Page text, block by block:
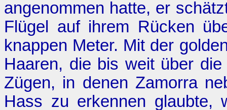
angenommen hatte, er
Flügel auf ihrem Rücken
knappen Meter. Mit der
Haaren, die bis weit über
Zügen, in denen Zamorra
Hass zu erkennen glaubte,